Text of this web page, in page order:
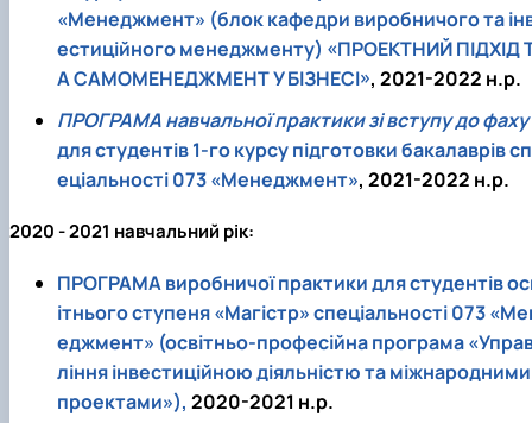
«Менеджмент» (блок кафедри виробничого та
естиційного менеджменту) «ПРОЕКТНИЙ ПІДХІД
А САМОМЕНЕДЖМЕНТ У БІЗНЕСІ», 2021-2022 н.р.
ПРОГРАМА навчальної практики зі вступу до фаху
для студентів 1-го курсу підготовки бакалаврів сп
еціальності 073 «Менеджмент», 2021-2022 н.р.
2020 - 2021 навчальний рік:
ПРОГРАМА виробничої практики для студентів
ітнього ступеня «Магістр» спеціальності 073
еджмент» (освітньо-професійна програма
ління інвестиційною діяльністю та міжнародними
проектами»), 2020-2021 н.р.